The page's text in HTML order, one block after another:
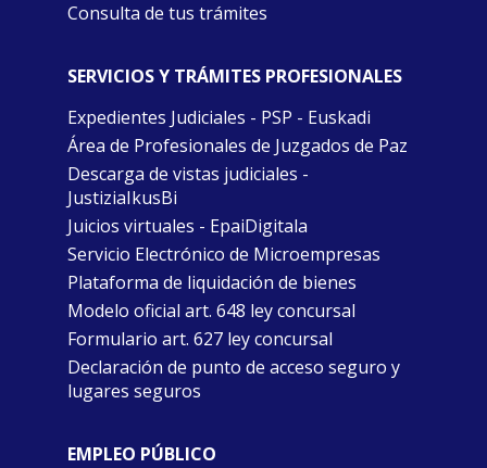
Consulta de tus trámites
SERVICIOS Y TRÁMITES PROFESIONALES
Expedientes Judiciales - PSP - Euskadi
Área de Profesionales de Juzgados de Paz
Descarga de vistas judiciales -
JustiziaIkusBi
Juicios virtuales - EpaiDigitala
Servicio Electrónico de Microempresas
Plataforma de liquidación de bienes
Modelo oficial art. 648 ley concursal
Formulario art. 627 ley concursal
Declaración de punto de acceso seguro y
lugares seguros
EMPLEO PÚBLICO